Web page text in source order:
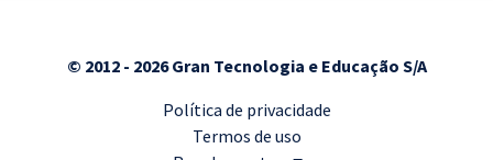
© 2012 - 2026 Gran Tecnologia e Educação S/A
Política de privacidade
Termos de uso